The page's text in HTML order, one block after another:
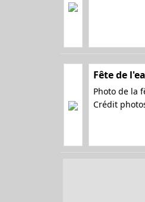
Fête de
Photo de la
Crédit